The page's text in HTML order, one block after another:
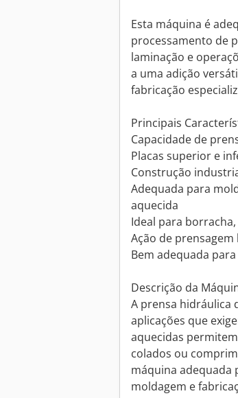
Esta máquina é
processamento de
laminação e
a uma adição
fabricação
Principais
Capacidade de
Placas superior e
Construção
Adequada para
aquecida
Ideal para
Ação de
Bem adequada
Descrição da
A prensa hidráulica
aplicações que
aquecidas
colados ou
máquina adequada
moldagem e